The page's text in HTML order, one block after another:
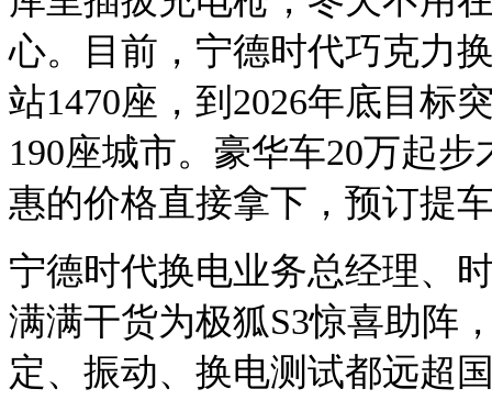
心。目前，宁德时代巧克力
站1470座，到2026年底目标
190座城市。豪华车20万起
惠的价格直接拿下，预订提
宁德时代换电业务总经理、
满满干货为极狐S3惊喜助阵
定、振动、换电测试都远超